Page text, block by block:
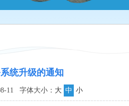
统升级的通知
11 字体大小： 大 中 小